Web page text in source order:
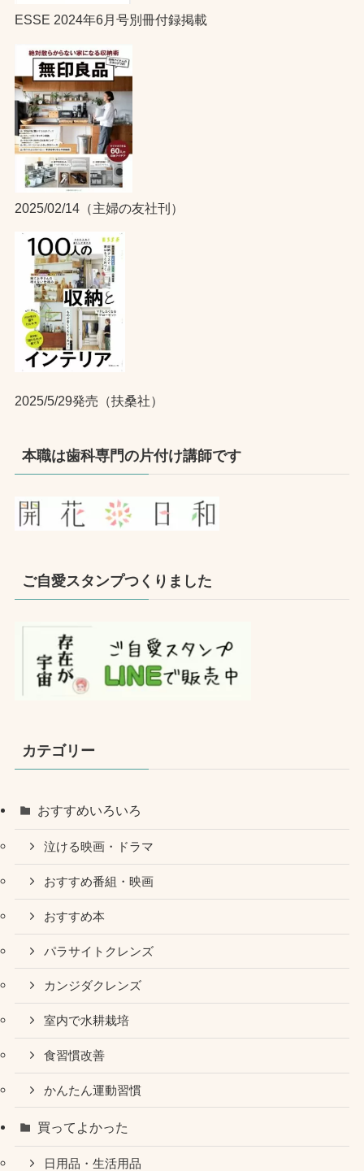
ESSE 2024年6月号別冊付録掲載
2025/02/14（主婦の友社刊）
2025/5/29発売（扶桑社）
本職は歯科専門の片付け講師です
ご自愛スタンプつくりました
カテゴリー
おすすめいろいろ
泣ける映画・ドラマ
おすすめ番組・映画
おすすめ本
パラサイトクレンズ
カンジダクレンズ
室内で水耕栽培
食習慣改善
かんたん運動習慣
買ってよかった
日用品・生活用品